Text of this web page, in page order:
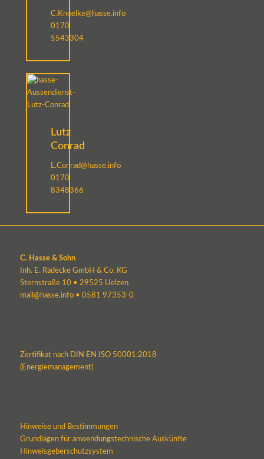
C.Knoelke@hasse.info
0170
5543304
Lutz
Conrad
L.Conrad@hasse.info
0170
8348366
C. Hasse & Sohn
Inh. E. Rädecke GmbH & Co. KG
Sternstraße 10 • 29525 Uelzen
mail@hasse.info• 0581 97353-0
Zertifikat nach DIN EN ISO 50001:2018
(Energiemanagement)
Hinweise und Bestimmungen
Grundlagen für anwendungstechnische Auskünfte
Hinweisgeberschutzsystem